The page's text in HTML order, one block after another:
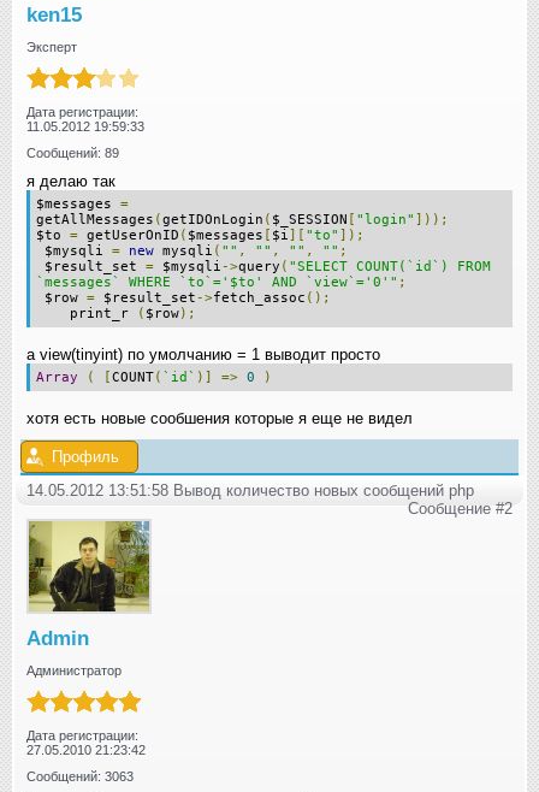
ken15
Эксперт
Дата регистрации:
11.05.2012 19:59:33
Сообщений: 89
я делаю так
$messages =
getAllMessages (getIDOnLogin ( $_SESSION [ "login" ]));
$to = getUserOnID ( $messages [ $i][ "to" ]);
$mysqli = new mysqli ( "" , "" , "" , "" ;
$result_set = $mysqli ->query ( "SELECT COUNT(`id`) FROM
`messages` WHERE `to`='$to' AND `view`='0'" ;
$row = $result_set ->fetch_assoc ();
print_r
( $row);
а view(tinyint) по умолчанию = 1 выводит просто
Array ( [COUNT( `id` )] => 0 )
хотя есть новые сообшения которые я еще не видел
Профиль
14.05.2012 13:51:58 Вывод количество новых сообщений php
Сообщение #2
Admin
Администратор
Дата регистрации:
27.05.2010 21:23:42
Сообщений: 3063